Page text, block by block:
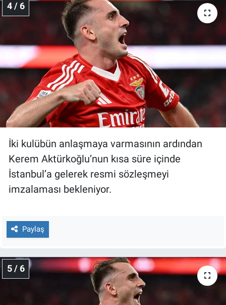
4 / 6
İki kulübün anlaşmaya varmasının ardından
Kerem Aktürkoğlu’nun kısa süre içinde
İstanbul’a gelerek resmi sözleşmeyi
imzalaması bekleniyor.
Paylaş
5 / 6